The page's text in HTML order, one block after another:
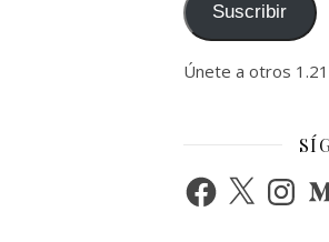
Suscribir
Únete a otros
Facebook
X